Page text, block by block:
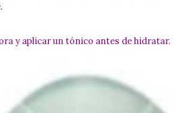
y aplicar un tónico antes de hidratar.